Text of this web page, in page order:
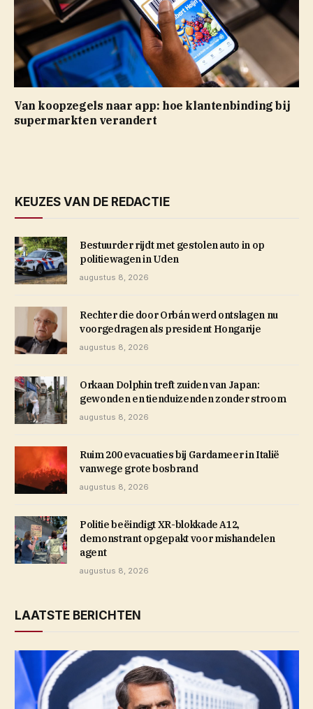
Van koopzegels naar app: hoe klantenbinding bij
supermarkten verandert
KEUZES VAN DE REDACTIE
Bestuurder rijdt met gestolen auto in op
politiewagen in Uden
augustus 8, 2026
Rechter die door Orbán werd ontslagen nu
voorgedragen als president Hongarije
augustus 8, 2026
Orkaan Dolphin treft zuiden van Japan:
gewonden en tienduizenden zonder stroom
augustus 8, 2026
Ruim 200 evacuaties bij Gardameer in Italië
vanwege grote bosbrand
augustus 8, 2026
Politie beëindigt XR-blokkade A12,
demonstrant opgepakt voor mishandelen
agent
augustus 8, 2026
LAATSTE BERICHTEN